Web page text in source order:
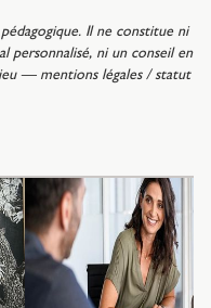
Il ne constitue ni
personnalisé, ni un conseil en
— mentions légales / statut